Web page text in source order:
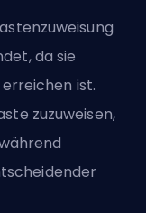
da sie
ist.
zuzuweisen,